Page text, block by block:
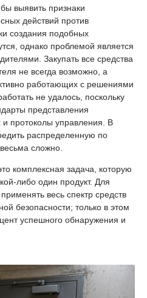
выявить признаки
действий против
создания подобных
однако проблемой является
Закупать все средства
не всегда возможно, а
работающих с решениями
не удалось, поскольку
представления
протоколы управления. В
распределенную по
сложно.
комплексная задача, которую
либо один продукт. Для
весь спектр средств
безопасности; только в этом
успешного обнаружения и